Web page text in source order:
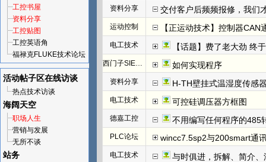
工控书屋
资料分享
工控贴图
工控英语角
福禄克FLUKE技术论坛
活动帖子区在线访谈
热点技术访谈
海阔天空
职场人生
营销与发展
无所不谈
站务
资料分享 交付客户后频频报修，我们才
运动控制 【正运动技术】控制器
电工技术 【话题】费了老大劲 终于
西门子SIEMENS 如何实现程序
资料分享 H-TH壁挂式温湿度传感
电工技术 可控硅调压器方框图
德嘉工控 不用编写任何程序的485
PLC论坛 wincc7.5sp2与200smart通
电工技术 与时俱进，拆解、简介